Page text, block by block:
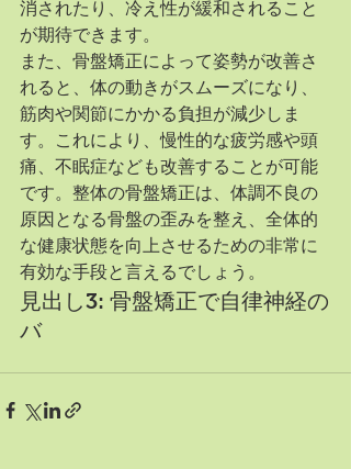
消されたり、冷え性が緩和されること
が期待できます。
また、骨盤矯正によって姿勢が改善さ
れると、体の動きがスムーズになり、
筋肉や関節にかかる負担が減少しま
す。これにより、慢性的な疲労感や頭
痛、不眠症なども改善することが可能
です。整体の骨盤矯正は、体調不良の
原因となる骨盤の歪みを整え、全体的
な健康状態を向上させるための非常に
有効な手段と言えるでしょう。
見出し3: 骨盤矯正で自律神経の
バ